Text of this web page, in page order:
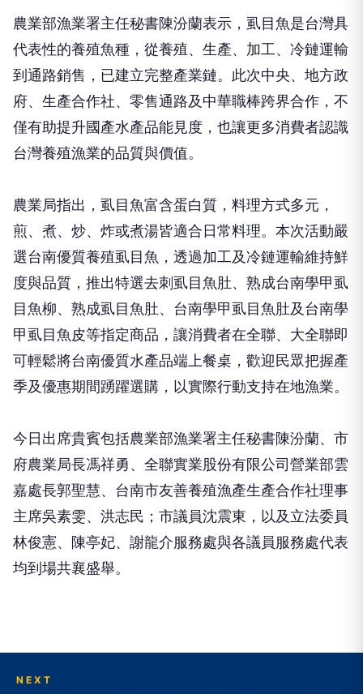
農業部漁業署主任秘書陳汾蘭表示，虱目魚是台灣具
代表性的養殖魚種，從養殖、生產、加工、冷鏈運輸
到通路銷售，已建立完整產業鏈。此次中央、地方政
府、生產合作社、零售通路及中華職棒跨界合作，不
僅有助提升國產水產品能見度，也讓更多消費者認識
台灣養殖漁業的品質與價值。
農業局指出，虱目魚富含蛋白質，料理方式多元，
煎、煮、炒、炸或煮湯皆適合日常料理。本次活動嚴
選台南優質養殖虱目魚，透過加工及冷鏈運輸維持鮮
度與品質，推出特選去刺虱目魚肚、熟成台南學甲虱
目魚柳、熟成虱目魚肚、台南學甲虱目魚肚及台南學
甲虱目魚皮等指定商品，讓消費者在全聯、大全聯即
可輕鬆將台南優質水產品端上餐桌，歡迎民眾把握產
季及優惠期間踴躍選購，以實際行動支持在地漁業。
今日出席貴賓包括農業部漁業署主任秘書陳汾蘭、市
府農業局長馮祥勇、全聯實業股份有限公司營業部雲
嘉處長郭聖慧、台南市友善養殖漁產生產合作社理事
主席吳素雯、洪志民；市議員沈震東，以及立法委員
林俊憲、陳亭妃、謝龍介服務處與各議員服務處代表
均到場共襄盛舉。
NEXT